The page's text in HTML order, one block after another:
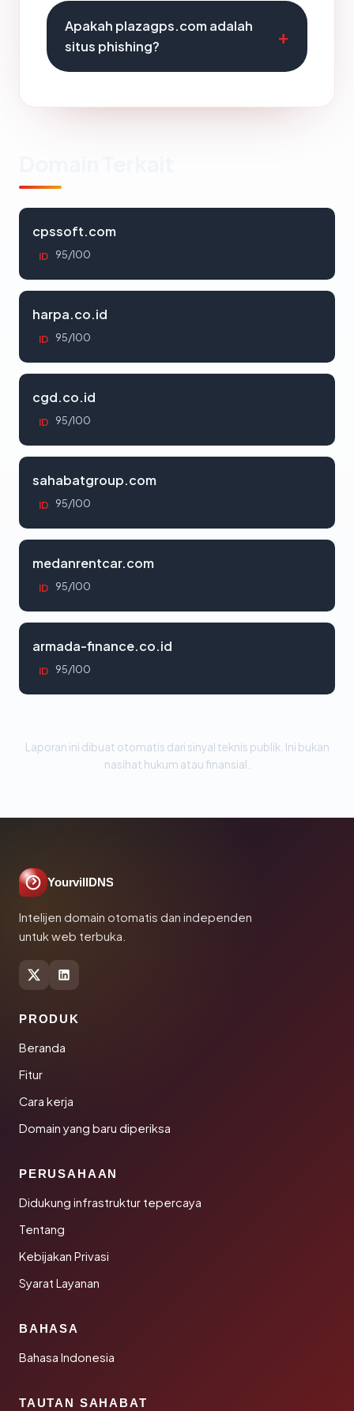
Apakah plazagps.com adalah
situs phishing?
cpssoft.com
ID 95/100
harpa.co.id
ID 95/100
cgd.co.id
ID 95/100
sahabatgroup.com
ID 95/100
medanrentcar.com
ID 95/100
armada-finance.co.id
ID 95/100
Laporan ini dibuat otomatis dari sinyal teknis publik. Ini bukan
nasihat hukum atau finansial.
YourvillDNS
Intelijen domain otomatis dan independen
untuk web terbuka.
PRODUK
Beranda
Fitur
Cara kerja
Domain yang baru diperiksa
PERUSAHAAN
Didukung infrastruktur tepercaya
Tentang
Kebijakan Privasi
Syarat Layanan
BAHASA
Bahasa Indonesia
TAUTAN SAHABAT